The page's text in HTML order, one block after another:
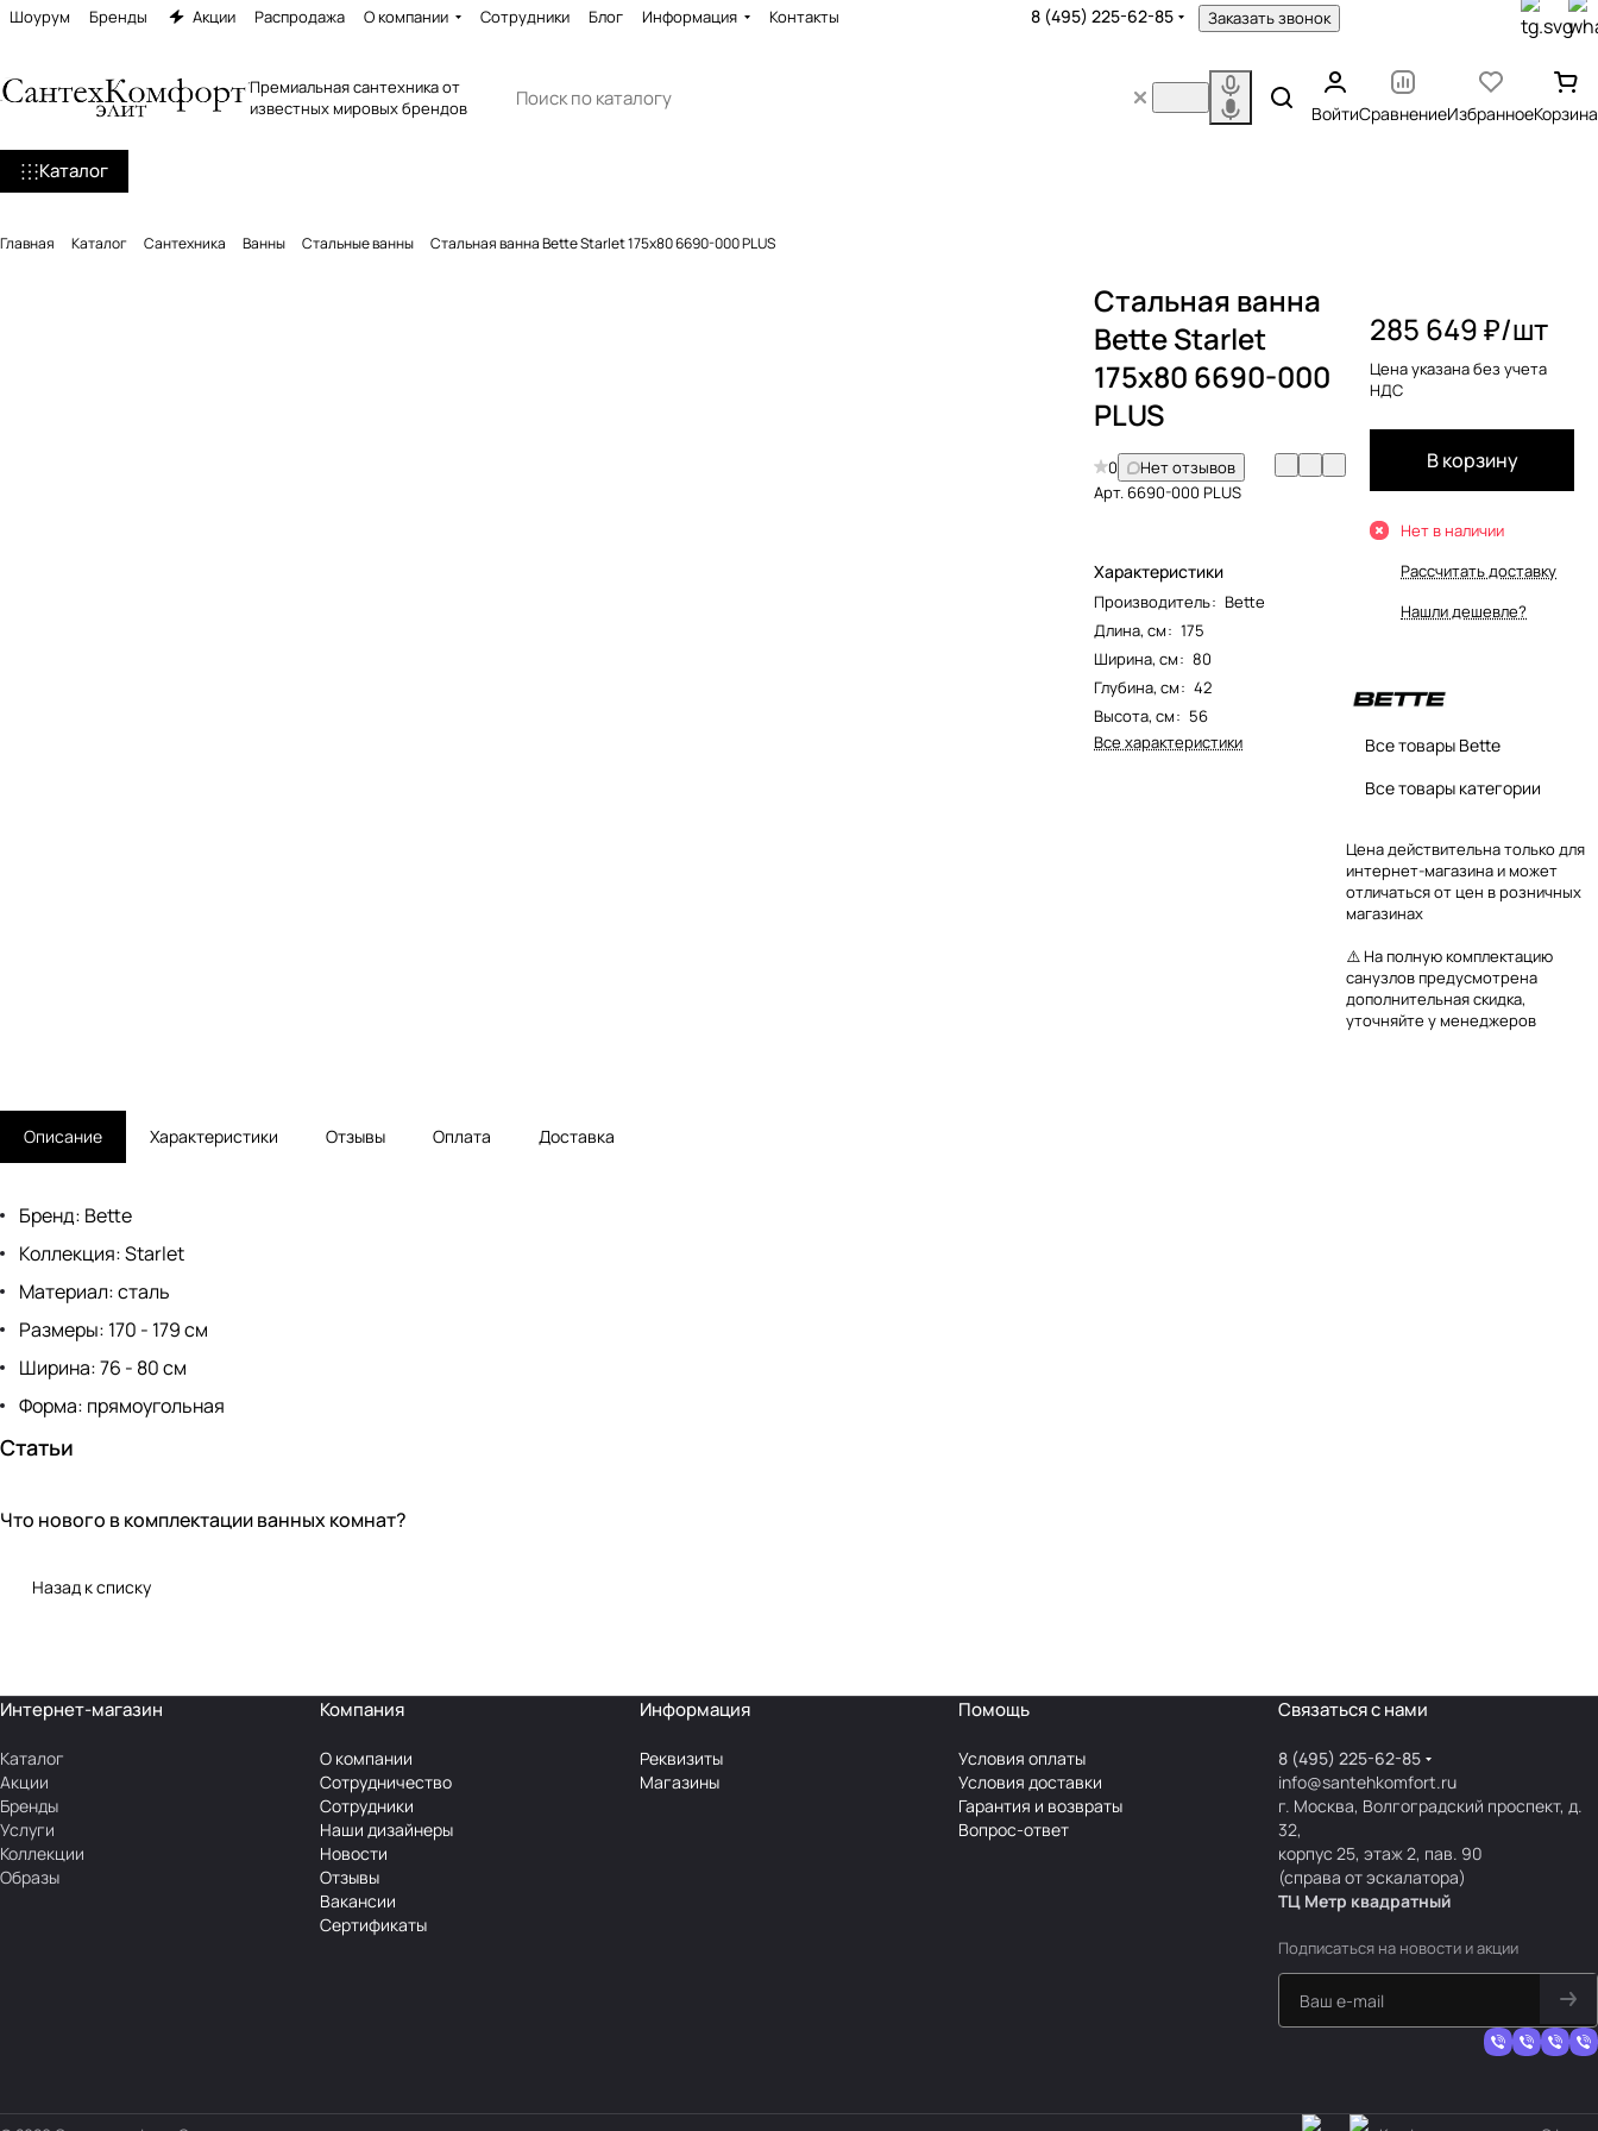
Шоурум Бренды Акции Распродажа О компании Сотрудники Блог Информация Контакты 8 (495) 225-62-85 Заказать звонок
Премиальная сантехника от
известных мировых брендов
ВойтиСравнениеИзбранноеКорзина
Каталог
Главная Каталог Сантехника Ванны Стальные ванны Стальная ванна Bette Starlet 175x80 6690-000 PLUS
Стальная ванна
Bette Starlet
175x80 6690-000
PLUS
0
Нет отзывов
Арт.6690-000 PLUS
Характеристики
Производитель: Bette
Длина, см: 175
Ширина, см: 80
Глубина, см: 42
Высота, см: 56
Все характеристики
285 649 ₽/шт
Цена указана без учета
НДС
В корзину
Нет в наличии
Рассчитать доставку
Нашли дешевле?
Все товары Bette
Все товары категории
Цена действительна только для
интернет-магазина и может
отличаться от цен в розничных
магазинах
⚠️ На полную комплектацию
санузлов предусмотрена
дополнительная скидка,
уточняйте у менеджеров
Описание Характеристики Отзывы Оплата Доставка
Бренд: Bette
Коллекция: Starlet
Материал: сталь
Размеры: 170 - 179 см
Ширина: 76 - 80 см
Форма: прямоугольная
Статьи
Новинки
Что нового в комплектации ванных комнат?
Назад к списку
Интернет-магазин
Каталог
Акции
Бренды
Услуги
Коллекции
Образы
Компания
О компании
Сотрудничество
Сотрудники
Наши дизайнеры
Новости
Отзывы
Вакансии
Сертификаты
Информация
Реквизиты
Магазины
Помощь
Условия оплаты
Условия доставки
Гарантия и возвраты
Вопрос-ответ
Связаться с нами
8 (495) 225-62-85
info@santehkomfort.ru
г. Москва, Волгоградский проспект, д.
32,
корпус 25, этаж 2, пав. 90
(справа от эскалатора)
ТЦ Метр квадратный
Подписаться на новости и акции